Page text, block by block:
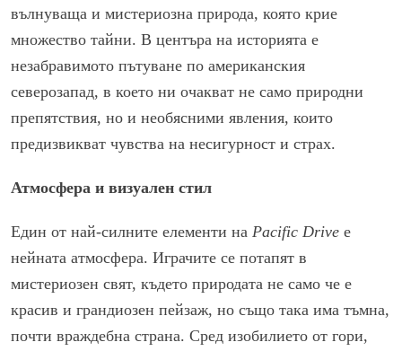
вълнуваща и мистериозна природа, която крие
множество тайни. В центъра на историята е
незабравимото пътуване по американския
северозапад, в което ни очакват не само природни
препятствия, но и необясними явления, които
предизвикват чувства на несигурност и страх.
Атмосфера и визуален стил
Един от най-силните елементи на Pacific Drive е
нейната атмосфера. Играчите се потапят в
мистериозен свят, където природата не само че е
красив и грандиозен пейзаж, но също така има тъмна,
почти враждебна страна. Сред изобилието от гори,